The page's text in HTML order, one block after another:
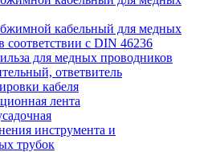
кабельный для медных
соответствии с DIN 46236
для медных проводников
ответвитель
кабеля
лента
инструмента и
трубок